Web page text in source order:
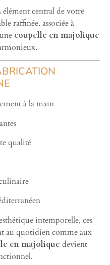
central de votre
raffinée. associée à
coupelle en majolique
à la main
qualité
intemporelle, ces
au quotidien comme aux
en majolique devient